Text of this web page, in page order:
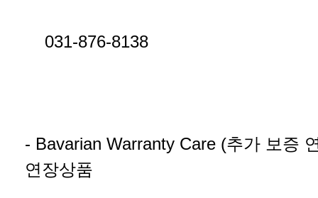
031-876-8138
- Bavarian Warranty Care (추가 보증
연장상품